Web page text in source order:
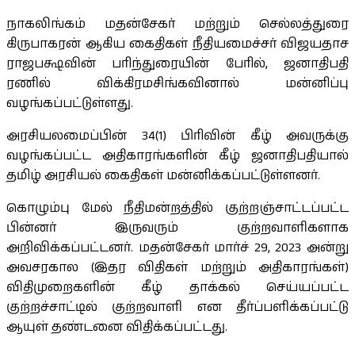
நாகலிங்கம் மதன்சேகர் மற்றும் செல்லத்துரை
கிருபாகரன் ஆகிய கைதிகள் நீதியமைச்சர் விஜயதாச
ராஜபக்ஷவின் பரிந்துரையின் பேரில், ஜனாதிபதி
ரணில் விக்கிரமசிங்கவினால் மன்னிப்பு
வழங்கப்பட்டுள்ளது.
அரசியலமைப்பின் 34(1) பிரிவின் கீழ் அவருக்கு
வழங்கப்பட்ட அதிகாரங்களின் கீழ் ஜனாதிபதியால்
தமிழ் அரசியல் கைதிகள் மன்னிக்கப்பட்டுள்ளனர்.
கொழும்பு மேல் நீதிமன்றத்தில் குற்றஞ்சாட்டப்பட்ட
பின்னர் இருவரும் குற்றவாளிகளாக
அறிவிக்கப்பட்டனர். மதன்சேகர் மார்ச் 29, 2023 அன்று
அவசரகால (இதர விதிகள் மற்றும் அதிகாரங்கள்)
விதிமுறைகளின் கீழ் தாக்கல் செய்யப்பட்ட
குற்றச்சாட்டில் குற்றவாளி என தீர்ப்பளிக்கப்பட்டு
ஆயுள் தண்டனை விதிக்கப்பட்டது.